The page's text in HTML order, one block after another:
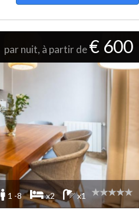
par nuit, à partir de€ 600
1 -8 x2 x1